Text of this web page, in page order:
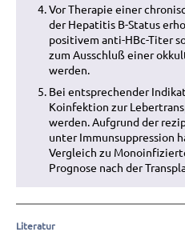
Vor Therapie einer
der Hepatitis B-Status
positivem anti-HBc-Titer
zum Ausschluß einer
werden.
Bei entsprechender
Koinfektion zur
werden. Aufgrund der
unter Immunsuppression
Vergleich zu
Prognose nach der
Literatur